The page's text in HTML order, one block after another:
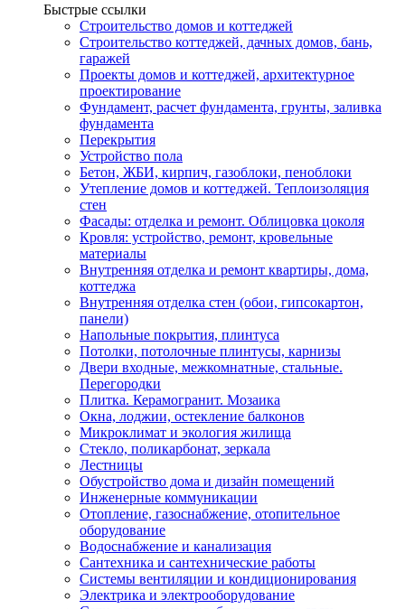
Быстрые ссылки
Строительство домов и коттеджей
Строительство коттеджей, дачных домов, бань,
гаражей
Проекты домов и коттеджей, архитектурное
проектирование
Фундамент, расчет фундамента, грунты, заливка
фундамента
Перекрытия
Устройство пола
Бетон, ЖБИ, кирпич, газоблоки, пеноблоки
Утепление домов и коттеджей. Теплоизоляция
стен
Фасады: отделка и ремонт. Облицовка цоколя
Кровля: устройство, ремонт, кровельные
материалы
Внутренняя отделка и ремонт квартиры, дома,
коттеджа
Внутренняя отделка стен (обои, гипсокартон,
панели)
Напольные покрытия, плинтуса
Потолки, потолочные плинтусы, карнизы
Двери входные, межкомнатные, стальные.
Перегородки
Плитка. Керамогранит. Мозаика
Окна, лоджии, остекление балконов
Микроклимат и экология жилища
Стекло, поликарбонат, зеркала
Лестницы
Обустройство дома и дизайн помещений
Инженерные коммуникации
Отопление, газоснабжение, отопительное
оборудование
Водоснабжение и канализация
Сантехника и сантехнические работы
Системы вентиляции и кондиционирования
Электрика и электрооборудование